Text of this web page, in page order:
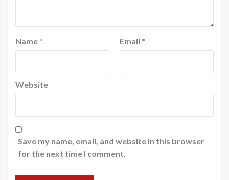
Name * Email *
Website
Save my name, email, and website in this browser
for the next time I comment.